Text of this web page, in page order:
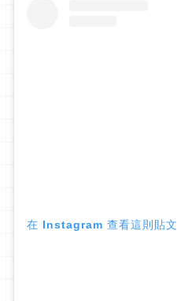
在 Instagram 查看這則貼文